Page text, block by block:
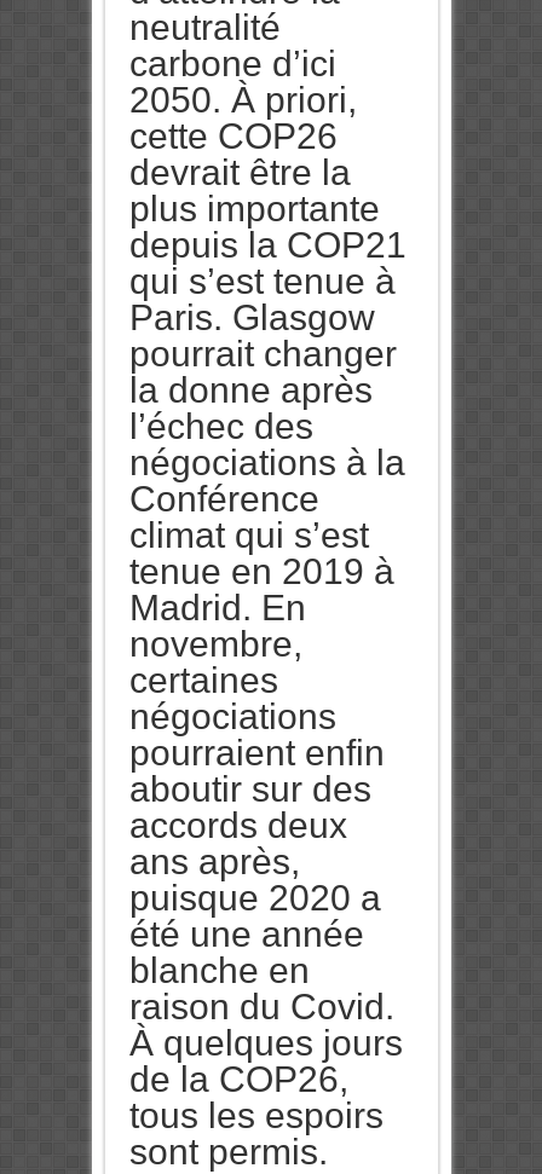
neutralité
carbone d’ici
2050. À priori,
cette COP26
devrait être la
plus importante
depuis la COP21
qui s’est tenue à
Paris. Glasgow
pourrait changer
la donne après
l’échec des
négociations à la
Conférence
climat qui s’est
tenue en 2019 à
Madrid. En
novembre,
certaines
négociations
pourraient enfin
aboutir sur des
accords deux
ans après,
puisque 2020 a
été une année
blanche en
raison du Covid.
À quelques jours
de la COP26,
tous les espoirs
sont permis.